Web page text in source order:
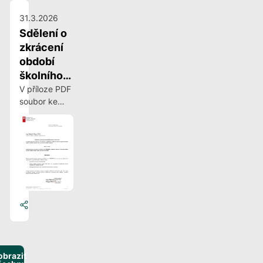
31.3.2026
Sdělení o
zkrácení
období
školního
vyučování
V příloze PDF
soubor ke